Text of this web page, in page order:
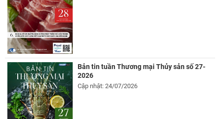
Bản tin tuần Thương mại Thủy sản số 27-
2026
Cập nhật: 24/07/2026